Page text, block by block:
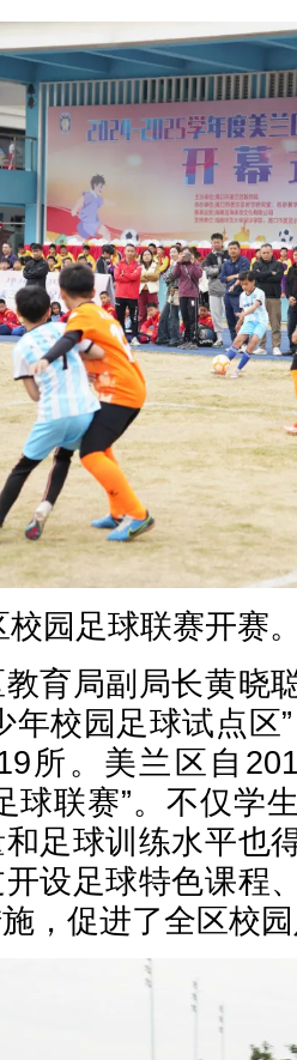
校园足球联赛开赛
局副局长黄晓
年校园足球试点区
所。美兰区自
球联赛”。不仅学
足球训练水平也
设足球特色课程
，促进了全区校